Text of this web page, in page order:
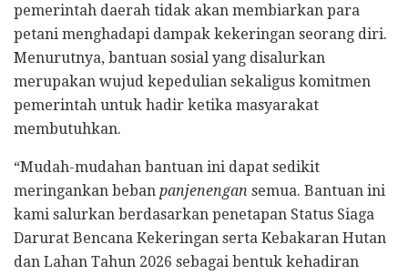
pemerintah daerah tidak akan membiarkan para
petani menghadapi dampak kekeringan seorang diri.
Menurutnya, bantuan sosial yang disalurkan
merupakan wujud kepedulian sekaligus komitmen
pemerintah untuk hadir ketika masyarakat
membutuhkan.
“Mudah-mudahan bantuan ini dapat sedikit
meringankan beban panjenengan semua. Bantuan ini
kami salurkan berdasarkan penetapan Status Siaga
Darurat Bencana Kekeringan serta Kebakaran Hutan
dan Lahan Tahun 2026 sebagai bentuk kehadiran